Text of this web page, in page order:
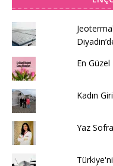
En
Kadın
Yaz